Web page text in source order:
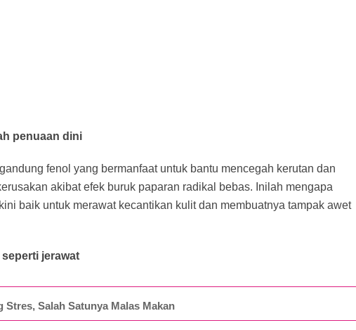
penuaan dini
fenol yang bermanfaat untuk bantu mencegah kerutan dan
akibat efek buruk paparan radikal bebas. Inilah mengapa
baik untuk merawat kecantikan kulit dan membuatnya tampak awet
jerawat
Stres, Salah Satunya Malas Makan